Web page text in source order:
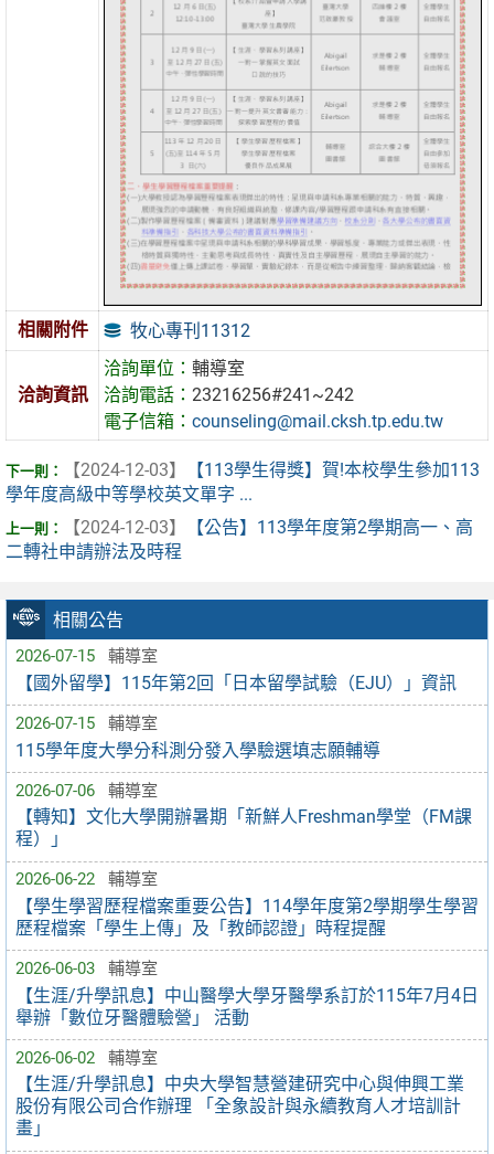
相關公告
2026-07-15 輔導室
【國外留學】115年第2回「日本留學試驗（EJU）」資訊
2026-07-15 輔導室
115學年度大學分科測分發入學驗選填志願輔導
2026-07-06 輔導室
【轉知】文化大學開辦暑期「新鮮人Freshman學堂（FM課
程）」
2026-06-22 輔導室
【學生學習歷程檔案重要公告】114學年度第2學期學生學習
歷程檔案「學生上傳」及「教師認證」時程提醒
2026-06-03 輔導室
【生涯/升學訊息】中山醫學大學牙醫學系訂於115年7月4日
舉辦「數位牙醫體驗營」 活動
2026-06-02 輔導室
【生涯/升學訊息】中央大學智慧營建研究中心與伸興工業
股份有限公司合作辦理 「全象設計與永續教育人才培訓計
畫」
相關附件 牧心專刊11312
洽詢資訊
洽詢單位：輔導室
洽詢電話：23216256#241~242
電子信箱：counseling@mail.cksh.tp.edu.tw
【2024-12-03】
【113學生得獎】賀!本校學生參加113
學年度高級中等學校英文單字 ...
【2024-12-03】
【公告】113學年度第2學期高一、高
二轉社申請辦法及時程